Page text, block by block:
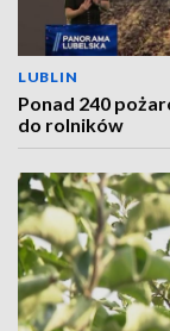
LUBLIN
Ponad 240
do rolników